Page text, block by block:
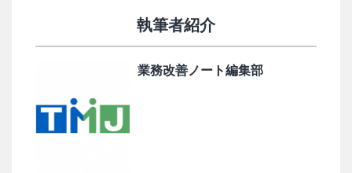
執筆者紹介
業務改善ノート編集部